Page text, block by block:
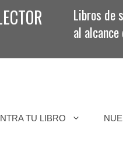
Libros de
al
TU LIBRO